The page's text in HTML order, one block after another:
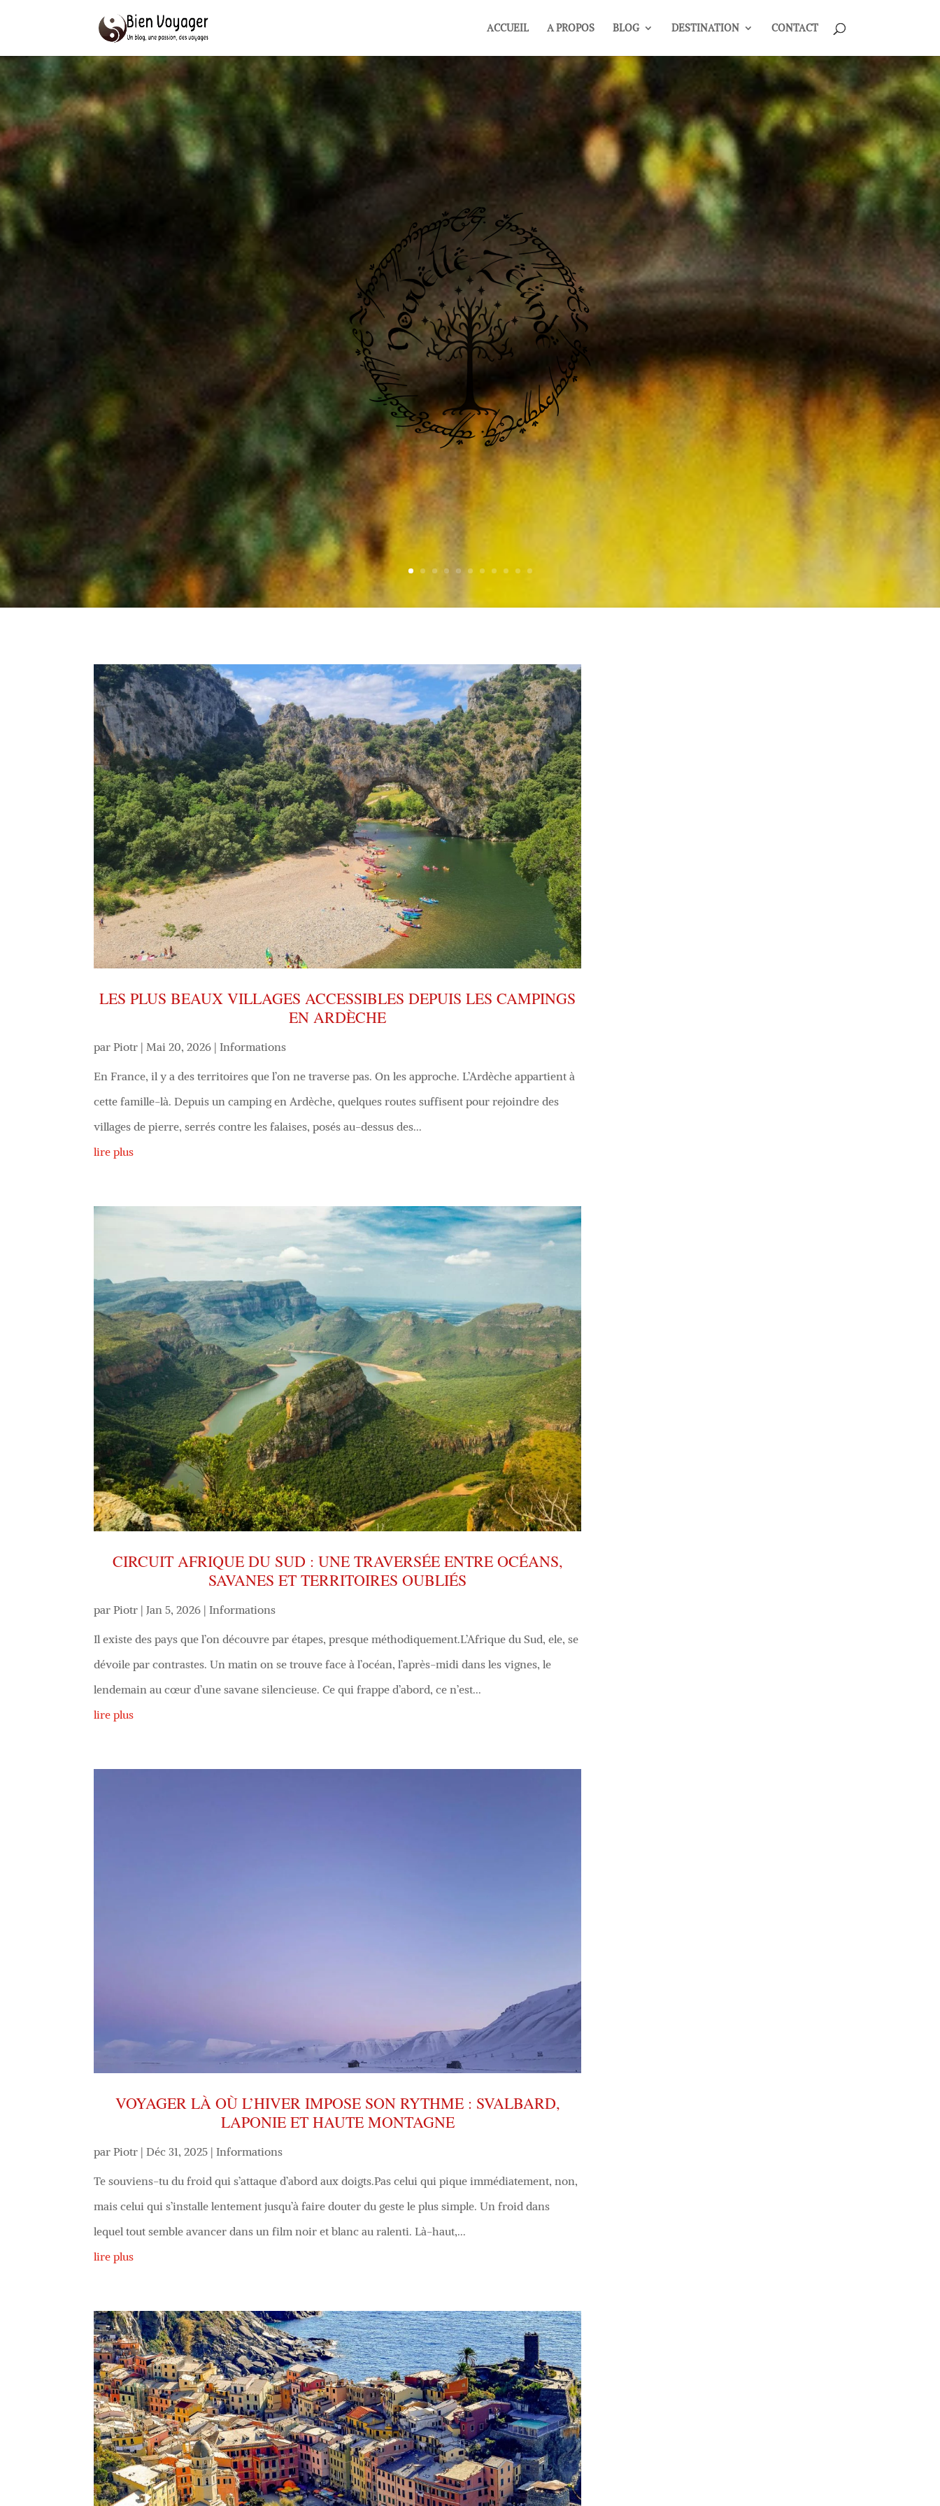
ACCUEIL A PROPOS BLOG DESTINATION CONTACT
LES PLUS BEAUX VILLAGES ACCESSIBLES DEPUIS LES CAMPINGS
EN ARDÈCHE
parPiotr |Mai 20, 2026 |Informations
En France, il y a des territoires que l’on ne traverse pas. On les approche. L’Ardèche appartient à
cette famille-là. Depuis un camping en Ardèche, quelques routes suffisent pour rejoindre des
villages de pierre, serrés contre les falaises, posés au-dessus des...
lire plus
CIRCUIT AFRIQUE DU SUD : UNE TRAVERSÉE ENTRE OCÉANS,
SAVANES ET TERRITOIRES OUBLIÉS
parPiotr |Jan 5, 2026 |Informations
Il existe des pays que l’on découvre par étapes, presque méthodiquement.L’Afrique du Sud, ele, se
dévoile par contrastes. Un matin on se trouve face à l’océan, l’après-midi dans les vignes, le
lendemain au cœur d’une savane silencieuse. Ce qui frappe d’abord, ce n’est...
lire plus
VOYAGER LÀ OÙ L’HIVER IMPOSE SON RYTHME : SVALBARD,
LAPONIE ET HAUTE MONTAGNE
parPiotr |Déc 31, 2025 |Informations
Te souviens-tu du froid qui s’attaque d’abord aux doigts.Pas celui qui pique immédiatement, non,
mais celui qui s’installe lentement jusqu’à faire douter du geste le plus simple. Un froid dans
lequel tout semble avancer dans un film noir et blanc au ralenti. Là-haut,...
lire plus